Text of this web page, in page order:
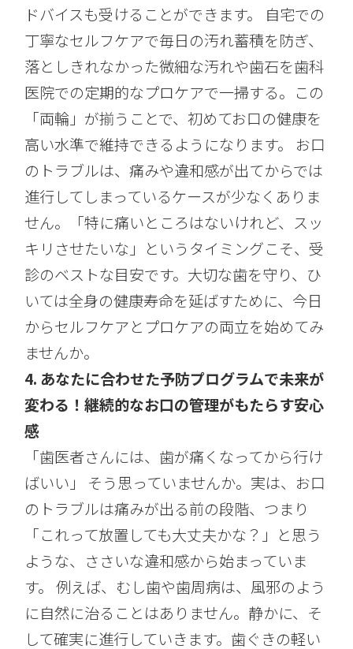
ドバイスも受けることができます。 自宅での
丁寧なセルフケアで毎日の汚れ蓄積を防ぎ、
落としきれなかった微細な汚れや歯石を歯科
医院での定期的なプロケアで一掃する。この
「両輪」が揃うことで、初めてお口の健康を
高い水準で維持できるようになります。 お口
のトラブルは、痛みや違和感が出てからでは
進行してしまっているケースが少なくありま
せん。「特に痛いところはないけれど、スッ
キリさせたいな」というタイミングこそ、受
診のベストな目安です。大切な歯を守り、ひ
いては全身の健康寿命を延ばすために、今日
からセルフケアとプロケアの両立を始めてみ
ませんか。
4. あなたに合わせた予防プログラムで未来が
変わる！継続的なお口の管理がもたらす安心
感
「歯医者さんには、歯が痛くなってから行け
ばいい」 そう思っていませんか。実は、お口
のトラブルは痛みが出る前の段階、つまり
「これって放置しても大丈夫かな？」と思う
ような、ささいな違和感から始まっていま
す。 例えば、むし歯や歯周病は、風邪のよう
に自然に治ることはありません。静かに、そ
して確実に進行していきます。歯ぐきの軽い